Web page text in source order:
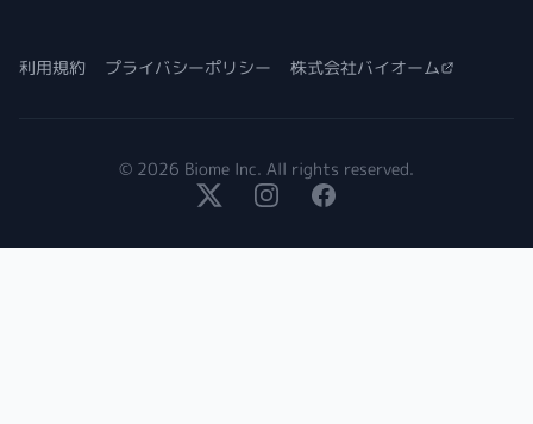
利用規約 プライバシーポリシー 株式会社バイオーム
© 2026 Biome Inc. All rights reserved.
X InstagramFacebook